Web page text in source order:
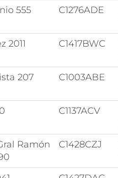
555 C1276ADE
2011 C1417BWC
207 C1003ABE
C1137ACV
Ramón
C1428CZJ